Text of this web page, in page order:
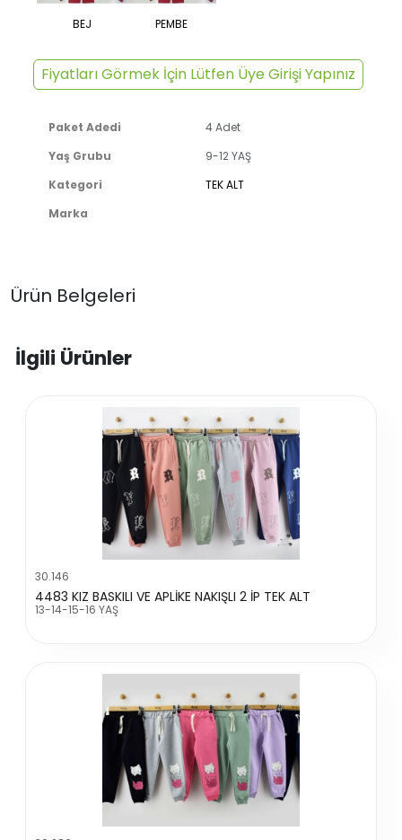
BEJ PEMBE
Fiyatları Görmek İçin Lütfen Üye Girişi Yapınız
Paket Adedi
4 Adet
Yaş Grubu
9-12 YAŞ
Kategori
TEK ALT
Marka
Ürün Belgeleri
İlgili Ürünler
30.146
4483 KIZ BASKILI VE APLİKE NAKIŞLI 2 İP TEK ALT
13-14-15-16 YAŞ